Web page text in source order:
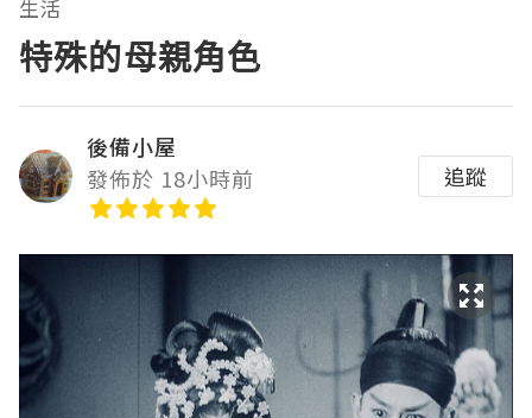
生活
特殊的母親角色
後備小屋
發佈於 18小時前
追蹤